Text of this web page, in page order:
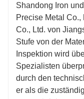
Shandong Iron
Precise Metal Co.,
Co., Ltd. von
Stufe von der
Inspektion wird
Spezialisten
durch den
er als die